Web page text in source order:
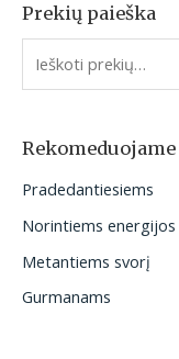
Prekių paieška
I
e
o
:
Rekomeduojame
Pradedantiesiems
Norintiems energijos
Metantiems svorį
Gurmanams